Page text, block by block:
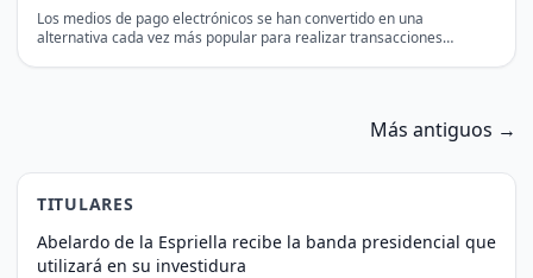
Los medios de pago electrónicos se han convertido en una
alternativa cada vez más popular para realizar transacciones…
Más antiguos →
TITULARES
Abelardo de la Espriella recibe la banda presidencial que
utilizará en su investidura